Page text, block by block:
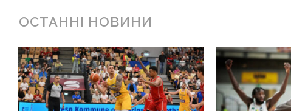
ОСТАННІ НОВИНИ